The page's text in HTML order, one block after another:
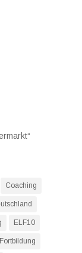
Coaching
ELF10
Fortbildung